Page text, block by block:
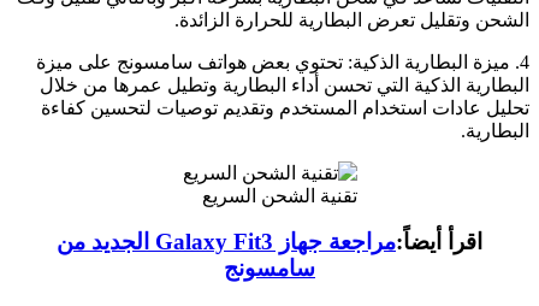
الشحن وتقليل تعرض البطارية للحرارة الزائدة.
4. ميزة البطارية الذكية: تحتوي بعض هواتف سامسونج على ميزة
البطارية الذكية التي تحسن أداء البطارية وتطيل عمرها من خلال
تحليل عادات استخدام المستخدم وتقديم توصيات لتحسين كفاءة
البطارية.
تقنية الشحن السريع
اقرأ أيضاً:
مراجعة جهاز Galaxy Fit3 الجديد من
سامسونج